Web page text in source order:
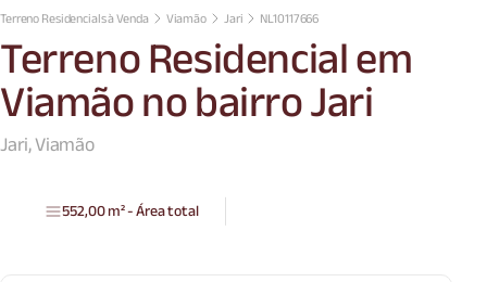
Terreno Residencials à Venda Viamão Jari NL10117666
Terreno Residencial em
Viamão no bairro Jari
Jari, Viamão
552,00 m² - Área total